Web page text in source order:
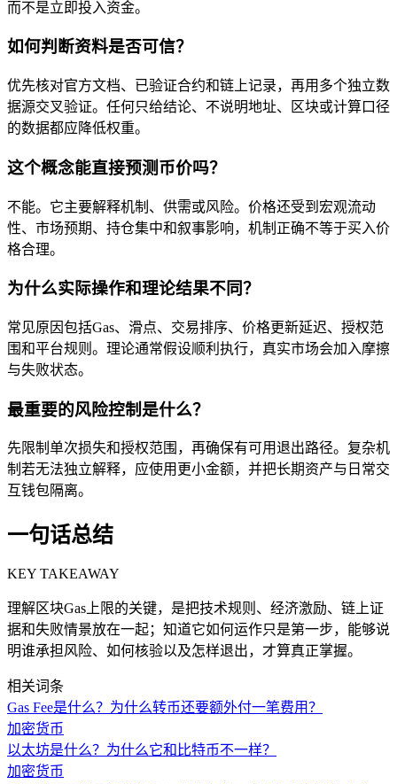
而不是立即投入资金。
如何判断资料是否可信？
优先核对官方文档、已验证合约和链上记录，再用多个独立数
据源交叉验证。任何只给结论、不说明地址、区块或计算口径
的数据都应降低权重。
这个概念能直接预测币价吗？
不能。它主要解释机制、供需或风险。价格还受到宏观流动
性、市场预期、持仓集中和叙事影响，机制正确不等于买入价
格合理。
为什么实际操作和理论结果不同？
常见原因包括Gas、滑点、交易排序、价格更新延迟、授权范
围和平台规则。理论通常假设顺利执行，真实市场会加入摩擦
与失败状态。
最重要的风险控制是什么？
先限制单次损失和授权范围，再确保有可用退出路径。复杂机
制若无法独立解释，应使用更小金额，并把长期资产与日常交
互钱包隔离。
一句话总结
KEY TAKEAWAY
理解区块Gas上限的关键，是把技术规则、经济激励、链上证
据和失败情景放在一起；知道它如何运作只是第一步，能够说
明谁承担风险、如何核验以及怎样退出，才算真正掌握。
相关词条
Gas Fee是什么？为什么转币还要额外付一笔费用？
加密货币
以太坊是什么？为什么它和比特币不一样？
加密货币